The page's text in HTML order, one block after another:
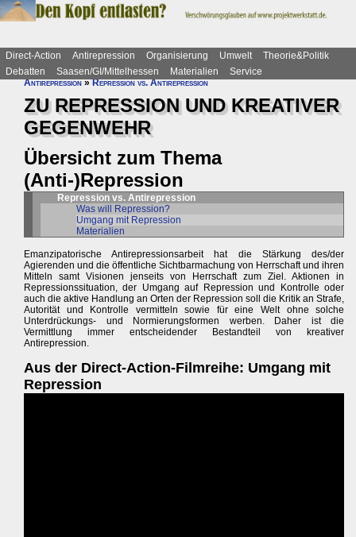
Direct-Action Antirepression Organisierung Umwelt
Theorie&Politik
Debatten
Saasen/GI/Mittelhessen Materialien
Service
Antirepression»Repression vs. Antirepression
ZU REPRESSION UND KREATIVER
GEGENWEHR
Übersicht zum Thema
(Anti-)Repression
Repression vs. Antirepression
Was will Repression?
Umgang mit Repression
Materialien
Emanzipatorische Antirepressionsarbeit hat die Stärkung des/der
Agierenden und die öffentliche Sichtbarmachung von Herrschaft und ihren
Mitteln samt Visionen jenseits von Herrschaft zum Ziel. Aktionen in
Repressionssituation, der Umgang auf Repression und Kontrolle oder
auch die aktive Handlung an Orten der Repression soll die Kritik an Strafe,
Autorität und Kontrolle vermitteln sowie für eine Welt ohne solche
Unterdrückungs- und Normierungsformen werben. Daher ist die
Vermittlung immer entscheidender Bestandteil von kreativer
Antirepression.
Aus der Direct-Action-Filmreihe: Umgang mit
Repression